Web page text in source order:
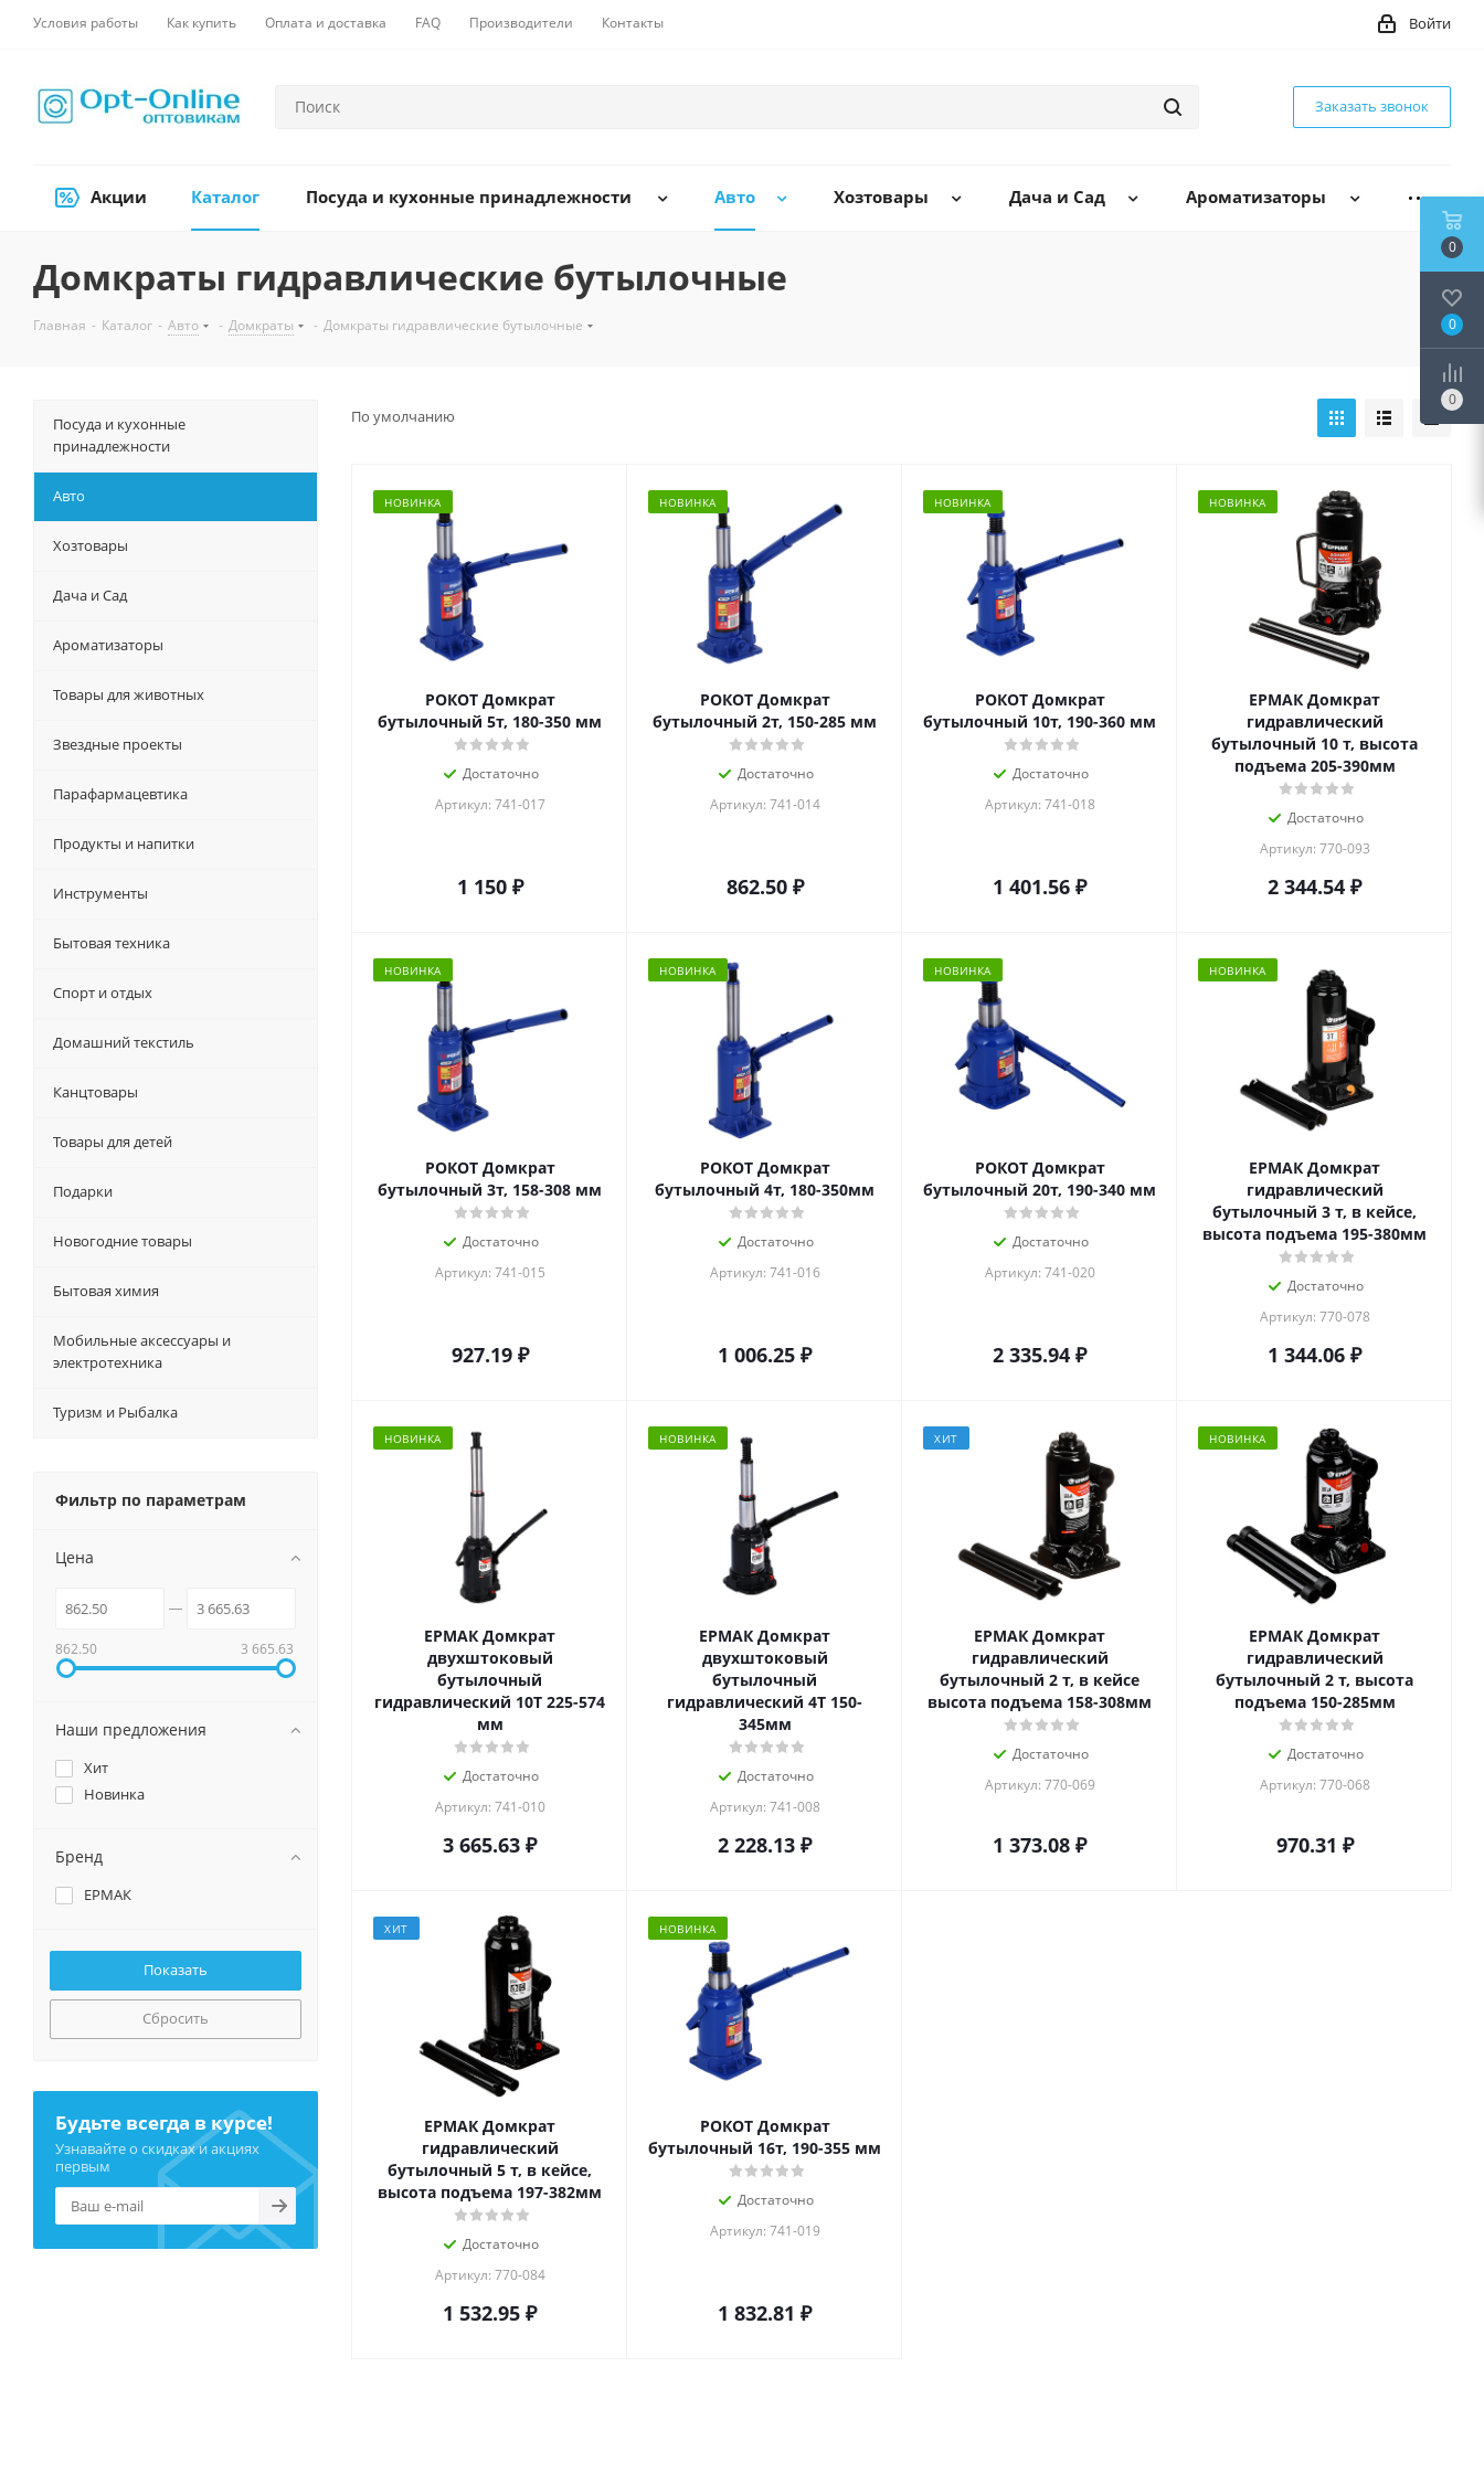
Условия работы Как купить Оплата и доставка FAQ Производители Контакты Войти
Заказать звонок
Акции Каталог Посуда и кухонные принадлежности Авто Хозтовары Дача и Сад Ароматизаторы
Домкраты гидравлические бутылочные
Главная - Каталог - Авто - Домкраты - Домкраты гидравлические бутылочные
По умолчанию
НОВИНКА
РОКОТ Домкрат
бутылочный 5т, 180-350 мм
Достаточно
Артикул: 741-017
1 150₽
НОВИНКА
РОКОТ Домкрат
бутылочный 2т, 150-285 мм
Достаточно
Артикул: 741-014
862.50₽
НОВИНКА
РОКОТ Домкрат
бутылочный 10т, 190-360 мм
Достаточно
Артикул: 741-018
1 401.56 ₽
НОВИНКА
ЕРМАК Домкрат
гидравлический
бутылочный 10 т, высота
подъема 205-390мм
Достаточно
Артикул: 770-093
2 344.54 ₽
НОВИНКА
РОКОТ Домкрат
бутылочный 3т, 158-308 мм
Достаточно
Артикул: 741-015
927.19₽
НОВИНКА
РОКОТ Домкрат
бутылочный 4т, 180-350мм
Достаточно
Артикул: 741-016
1 006.25 ₽
НОВИНКА
РОКОТ Домкрат
бутылочный 20т, 190-340 мм
Достаточно
Артикул: 741-020
2 335.94 ₽
НОВИНКА
ЕРМАК Домкрат
гидравлический
бутылочный 3 т, в кейсе,
высота подъема 195-380мм
Достаточно
Артикул: 770-078
1 344.06 ₽
НОВИНКА
ЕРМАК Домкрат
двухштоковый
бутылочный
гидравлический 10Т 225-574
мм
Достаточно
Артикул: 741-010
3 665.63 ₽
НОВИНКА
ЕРМАК Домкрат
двухштоковый
бутылочный
гидравлический 4Т 150-
345мм
Достаточно
Артикул: 741-008
2 228.13 ₽
ХИТ
ЕРМАК Домкрат
гидравлический
бутылочный 2 т, в кейсе
высота подъема 158-308мм
Достаточно
Артикул: 770-069
1 373.08 ₽
НОВИНКА
ЕРМАК Домкрат
гидравлический
бутылочный 2 т, высота
подъема 150-285мм
Достаточно
Артикул: 770-068
970.31 ₽
ХИТ
ЕРМАК Домкрат
гидравлический
бутылочный 5 т, в кейсе,
высота подъема 197-382мм
Достаточно
Артикул: 770-084
1 532.95 ₽
НОВИНКА
РОКОТ Домкрат
бутылочный 16т, 190-355 мм
Достаточно
Артикул: 741-019
1 832.81 ₽
Посуда и кухонные
принадлежности
Авто
Хозтовары
Дача и Сад
Ароматизаторы
Товары для животных
Звездные проекты
Парафармацевтика
Продукты и напитки
Инструменты
Бытовая техника
Спорт и отдых
Домашний текстиль
Канцтовары
Товары для детей
Подарки
Новогодние товары
Бытовая химия
Мобильные аксессуары и
электротехника
Туризм и Рыбалка
Фильтр по параметрам
Цена
862.50 3 665.63
Наши предложения
Хит
Новинка
Бренд
ЕРМАК
Сбросить
Будьте всегда в курсе!
Узнавайте о скидках и акциях
первым
0
0
0